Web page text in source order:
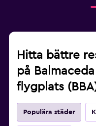
Hitta bättre
på
flygplats
Populära städer